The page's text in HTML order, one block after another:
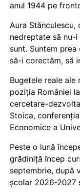
anul 1944 pe
Aura Stănculescu,
nedreptate să nu-
sunt. Suntem
să-i corectăm, să
Bugetele reale
poziția României
cercetare-
Stoica,
Economice a
Peste o lună
grădiniță încep
septembrie, după
școlar 2026-2027